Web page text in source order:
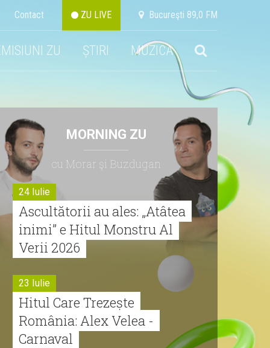
Contact ZU LIVE Bucureşti 89,0 FM
ZU ȘTIRI MUZICA
MORNING ZU
cu Morar şi Buzdugan
24 Iulie
Ascultătorii au ales: „Atâtea
inimi” e Hitul Monstru Al
Verii 2026
23 Iulie
Hitul Care Trezește
România: Alex Velea -
Carnaval